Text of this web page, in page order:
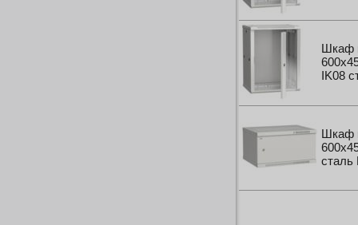
Шкаф
IK08
Шкаф
сталь